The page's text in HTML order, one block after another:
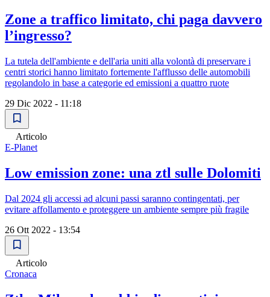
Zone a traffico limitato, chi paga davvero
l’ingresso?
La tutela dell'ambiente e dell'aria uniti alla volontà di preservare i
centri storici hanno limitato fortemente l'afflusso delle automobili
regolandolo in base a categorie ed emissioni a quattro ruote
29 Dic 2022 - 11:18
Articolo
E-Planet
Low emission zone: una ztl sulle Dolomiti
Dal 2024 gli accessi ad alcuni passi saranno contingentati, per
evitare affollamento e proteggere un ambiente sempre più fragile
26 Ott 2022 - 13:54
Articolo
Cronaca